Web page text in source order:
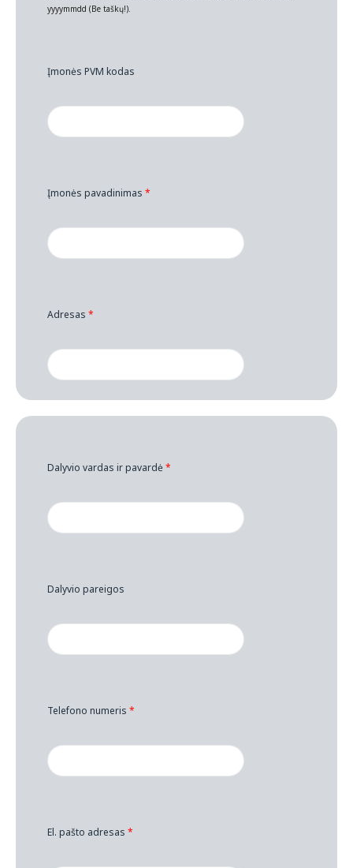
yyyymmdd (Be taškų!).
Įmonės PVM kodas
Įmonės pavadinimas *
Adresas *
Dalyvio vardas ir pavardė*
Dalyvio pareigos
Telefono numeris *
El. pašto adresas *